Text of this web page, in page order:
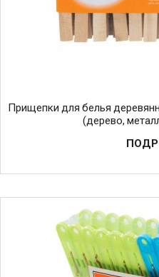
Прищепки для белья
(дерево,